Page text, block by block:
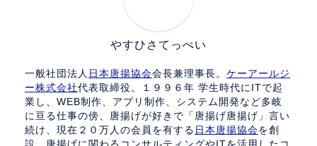
やすひさてっぺい
一般社団法人 日本唐揚協会会長兼理事長。 ケーアールジ
ー株式会社代表取締役。１９９６年 学生時代にITで起
業し、WEB制作、アプリ制作、システム開発など多岐
に亘る仕事の傍、唐揚げが好きで「唐揚げ唐揚げ」言い
続け、現在２０万人の会員を有する 日本唐揚協会を創